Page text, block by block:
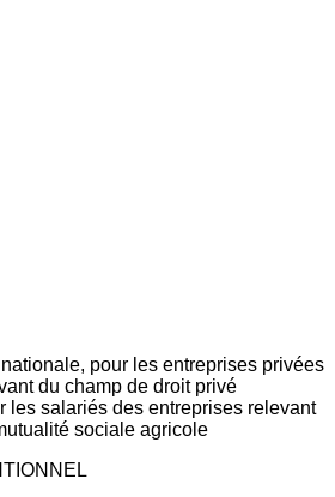
pour les entreprises privées
du champ de droit privé
les salariés des entreprises relevant
sociale agricole